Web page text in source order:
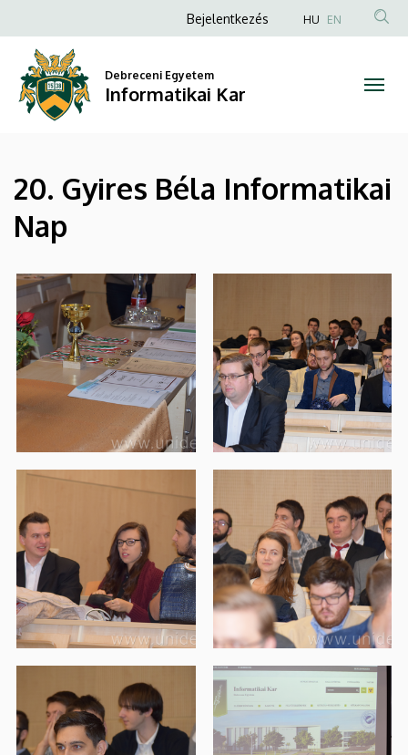
Informatikai
Kar
a
tartalomra
Anonim
fiók
menüje
Bejelentkezés HU EN
Debreceni Egyetem
Informatikai Kar
20. Gyires Béla Informatikai
Nap